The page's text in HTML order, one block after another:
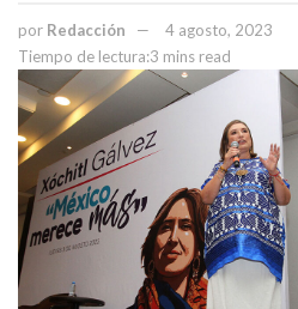
por Redacción
4 agosto, 2023
Tiempo de lectura:3 mins read